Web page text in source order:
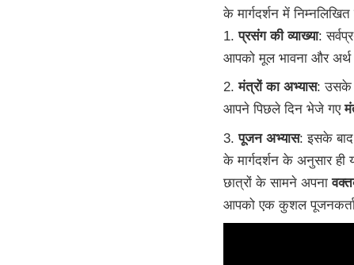
के मार्गदर्शन में
प्रसंग की व्याख्या:
आपको मूल भावना और अर्थ
मंत्रों का अभ्यास: उसके
आपने पिछले दिन भेजे गए
पूजन अभ्यास: इसके
के मार्गदर्शन के अनुसार
छात्रों के सामने अपना
आपको एक कुशल पूजनकर्ता